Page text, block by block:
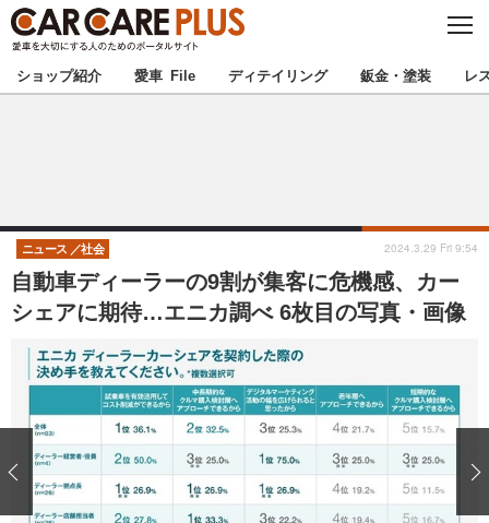
C
S
E
★カーケアプラス認定★ 厳選プロショップを地域から探す
甲信越 北陸
東海 関西
九州 沖縄
注目の記事
ショップレポート 愛車 File
ディテイリング
ショップ紹介 愛車 File ディテイリング 鈑金・塗装 レ
自動車ディーラーの9割が集客に危機感、カー
シェアに期待…エニカ調べ 6枚目の写真・画像
ニュース 社会 2024.3.29 Fri 9:54